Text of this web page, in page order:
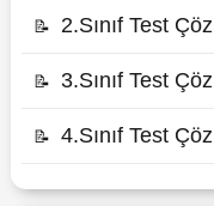
📝 2.Sınıf Test Çöz
📝 3.Sınıf Test Çöz
📝 4.Sınıf Test Çöz